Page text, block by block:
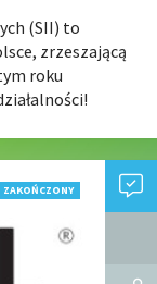
(SII) to
zrzeszającą
roku
ZAKOŃCZONY